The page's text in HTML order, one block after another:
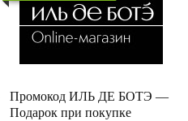
Промокод ИЛЬ ДЕ БОТЭ —
Подарок при покупке